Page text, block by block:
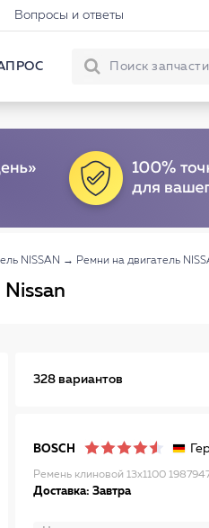
Вопросы и ответы
NISSAN → Ремни на двигатель
Nissan
328 вариантов
BOSCH
Ремень клиновой 13x1100
Доставка: Завтра